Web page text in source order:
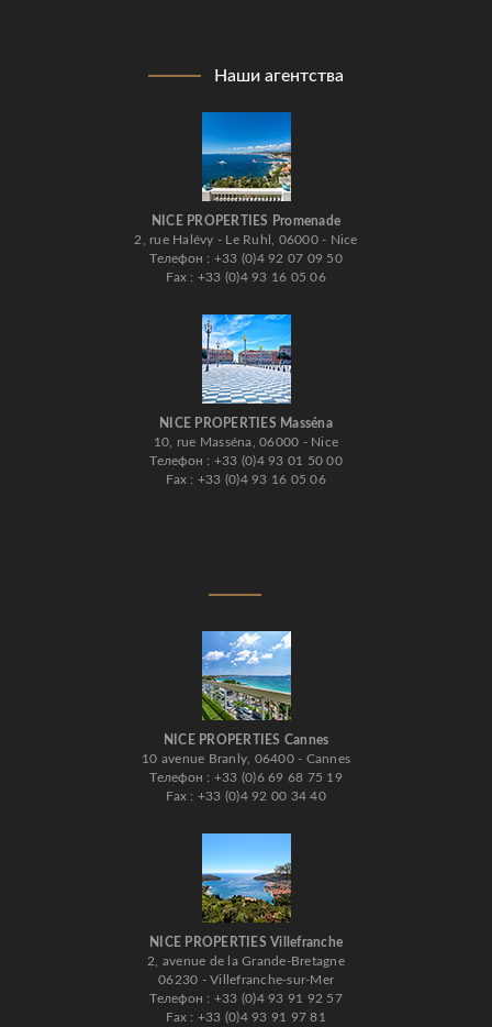
Наши агентства
NICE PROPERTIES Promenade
2, rue Halévy - Le Ruhl, 06000 - Nice
Телефон : +33 (0)4 92 07 09 50
Fax : +33 (0)4 93 16 05 06
NICE PROPERTIES Masséna
10, rue Masséna, 06000 - Nice
Телефон : +33 (0)4 93 01 50 00
Fax : +33 (0)4 93 16 05 06
NICE PROPERTIES Cannes
10 avenue Branly, 06400 - Cannes
Телефон : +33 (0)6 69 68 75 19
Fax : +33 (0)4 92 00 34 40
NICE PROPERTIES Villefranche
2, avenue de la Grande-Bretagne
06230 - Villefranche-sur-Mer
Телефон : +33 (0)4 93 91 92 57
Fax : +33 (0)4 93 91 97 81